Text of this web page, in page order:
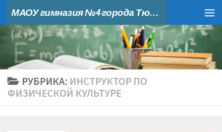
Skip to content МАОУ гимназия №4 города Тюмени
РУБРИКА: ИНСТРУКТОР ПО
ФИЗИЧЕСКОЙ КУЛЬТУРЕ